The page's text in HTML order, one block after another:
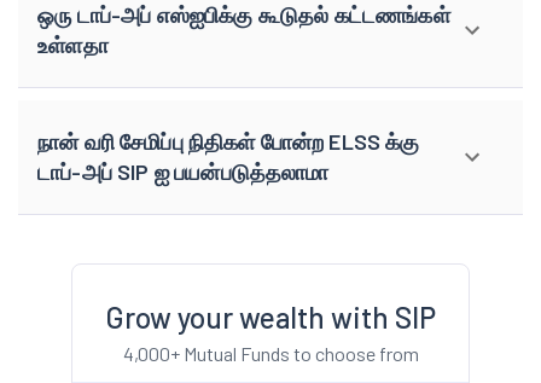
ஒரு டாப்-அப் எஸ்ஐபிக்கு கூடுதல் கட்டணங்கள்
உள்ளதா
நான் வரி சேமிப்பு நிதிகள் போன்ற ELSS க்கு
டாப்-அப் SIP ஐ பயன்படுத்தலாமா
Grow your wealth with SIP
4,000+ Mutual Funds to choose from